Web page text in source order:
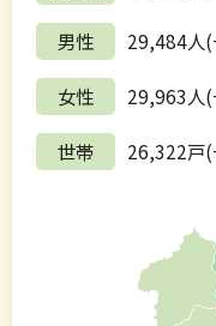
男性 29,484人
女性 29,963人
世帯 26,322戸